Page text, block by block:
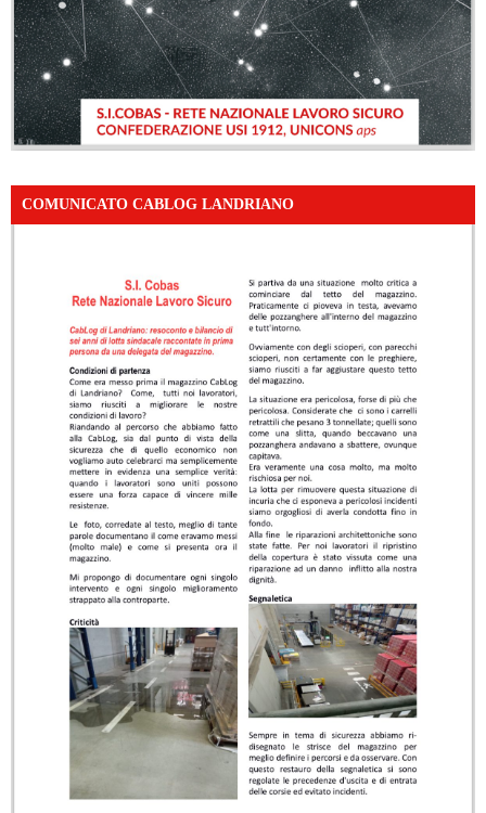
COMUNICATO CABLOG LANDRIANO